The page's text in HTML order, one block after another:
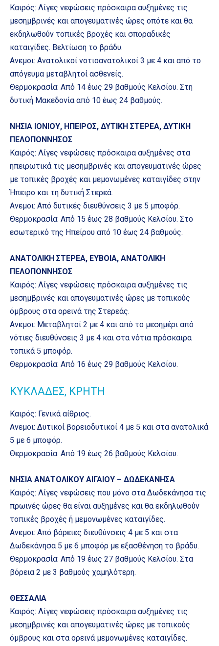
Καιρός: Λίγες νεφώσεις πρόσκαιρα αυξημένες τις
μεσημβρινές και απογευματινές ώρες οπότε και θα
εκδηλωθούν τοπικές βροχές και σποραδικές
καταιγίδες. Βελτίωση το βράδυ.
Ανεμοι: Ανατολικοί νοτιοανατολικοί 3 με 4 και από το
απόγευμα μεταβλητοί ασθενείς.
Θερμοκρασία: Από 14 έως 29 βαθμούς Κελσίου. Στη
δυτική Μακεδονία από 10 έως 24 βαθμούς.
ΝΗΣΙΑ ΙΟΝΙΟΥ, ΗΠΕΙΡΟΣ, ΔΥΤΙΚΗ ΣΤΕΡΕΑ, ΔΥΤΙΚΗ
ΠΕΛΟΠΟΝΝΗΣΟΣ
Καιρός: Λίγες νεφώσεις πρόσκαιρα αυξημένες στα
ηπειρωτικά τις μεσημβρινές και απογευματινές ώρες
με τοπικές βροχές και μεμονωμένες καταιγίδες στην
Ήπειρο και τη δυτική Στερεά.
Ανεμοι: Από δυτικές διευθύνσεις 3 με 5 μποφόρ.
Θερμοκρασία: Από 15 έως 28 βαθμούς Κελσίου. Στο
εσωτερικό της Ηπείρου από 10 έως 24 βαθμούς.
ΑΝΑΤΟΛΙΚΗ ΣΤΕΡΕΑ, ΕΥΒΟΙΑ, ΑΝΑΤΟΛΙΚΗ
ΠΕΛΟΠΟΝΝΗΣΟΣ
Καιρός: Λίγες νεφώσεις πρόσκαιρα αυξημένες τις
μεσημβρινές και απογευματινές ώρες με τοπικούς
όμβρους στα ορεινά της Στερεάς.
Ανεμοι: Μεταβλητοί 2 με 4 και από το μεσημέρι από
νότιες διευθύνσεις 3 με 4 και στα νότια πρόσκαιρα
τοπικά 5 μποφόρ.
Θερμοκρασία: Από 16 έως 29 βαθμούς Κελσίου.
ΚΥΚΛΑΔΕΣ, ΚΡΗΤΗ
Καιρός: Γενικά αίθριος.
Ανεμοι: Δυτικοί βορειοδυτικοί 4 με 5 και στα ανατολικά
5 με 6 μποφόρ.
Θερμοκρασία: Από 19 έως 26 βαθμούς Κελσίου.
ΝΗΣΙΑ ΑΝΑΤΟΛΙΚΟΥ ΑΙΓΑΙΟΥ – ΔΩΔΕΚΑΝΗΣΑ
Καιρός: Λίγες νεφώσεις που μόνο στα Δωδεκάνησα τις
πρωινές ώρες θα είναι αυξημένες και θα εκδηλωθούν
τοπικές βροχές ή μεμονωμένες καταιγίδες.
Ανεμοι: Από βόρειες διευθύνσεις 4 με 5 και στα
Δωδεκάνησα 5 με 6 μποφόρ με εξασθένηση το βράδυ.
Θερμοκρασία: Από 19 έως 27 βαθμούς Κελσίου. Στα
βόρεια 2 με 3 βαθμούς χαμηλότερη.
ΘΕΣΣΑΛΙΑ
Καιρός: Λίγες νεφώσεις πρόσκαιρα αυξημένες τις
μεσημβρινές και απογευματινές ώρες με τοπικούς
όμβρους και στα ορεινά μεμονωμένες καταιγίδες.